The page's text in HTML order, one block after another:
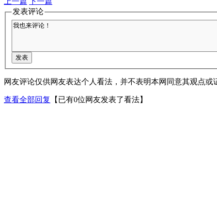
发表评论
网友评论仅供网友表达个人看法，并不表明本网同意其观点或
查看全部回复 【已有0位网友发表了看法】